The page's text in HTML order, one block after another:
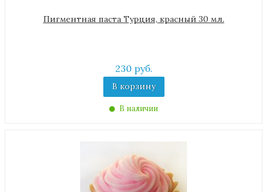
Пигментная паста Турция, красный 30 мл.
230 руб.
В корзину
В наличии